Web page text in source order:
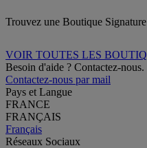
Trouvez une Boutique
VOIR TOUTES LES
Besoin d'aide ? Contactez-nous.
Contactez-nous par mail
Pays et Langue
FRANCE
FRANÇAIS
Français
Réseaux Sociaux